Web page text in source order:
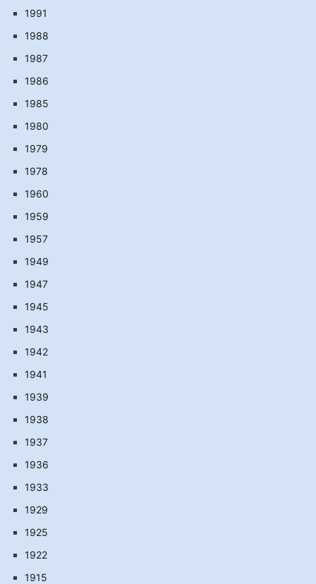
1991
1988
1987
1986
1985
1980
1979
1978
1960
1959
1957
1949
1947
1945
1943
1942
1941
1939
1938
1937
1936
1933
1929
1925
1922
1915